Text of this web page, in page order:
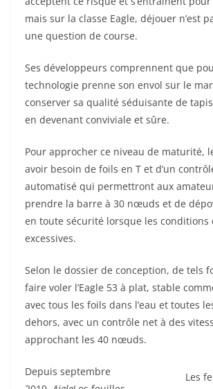
mais sur la classe Eagle, déjouer n’est
une question de course.
Ses développeurs comprennent que
technologie prenne son envol sur le
conserver sa qualité séduisante de
en devenant conviviale et sûre.
Pour approcher ce niveau de maturité,
avoir besoin de foils en T et d’un
automatisé qui permettront aux
prendre la barre à 30 nœuds et de
en toute sécurité lorsque les conditions
excessives.
Selon le dossier de conception, de tels
faire voler l’Eagle 53 à plat, stable
avec tous les foils dans l’eau et toutes
dehors, avec un contrôle net à des
approchant les 40 nœuds.
Les
Depuis septembre